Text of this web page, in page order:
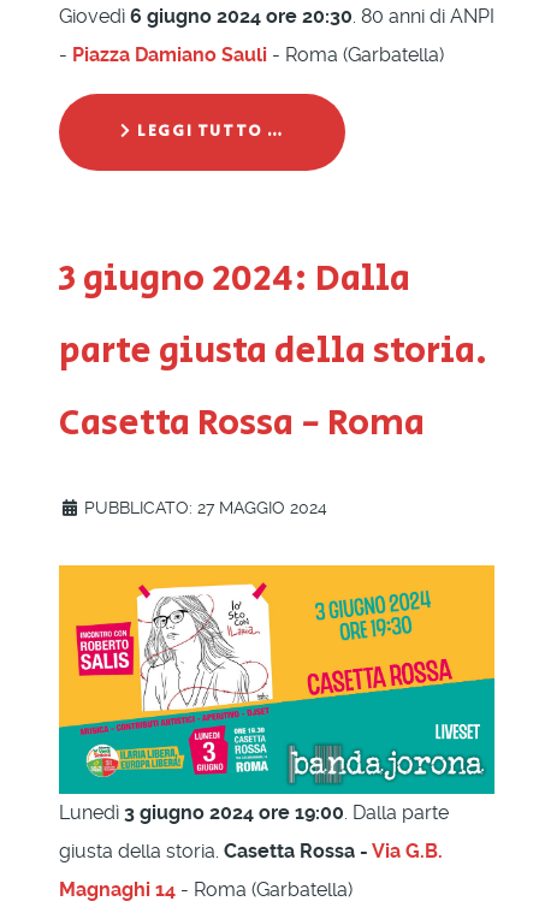
Giovedì 6 giugno 2024 ore 20:30. 80 anni di ANPI
- Piazza Damiano Sauli - Roma (Garbatella)
LEGGI TUTTO …
3 giugno 2024: Dalla
parte giusta della storia.
Casetta Rossa - Roma
PUBBLICATO: 27 MAGGIO 2024
Lunedì 3 giugno 2024 ore 19:00 . Dalla parte
giusta della storia. Casetta Rossa - Via G.B.
Magnaghi 14 - Roma (Garbatella)